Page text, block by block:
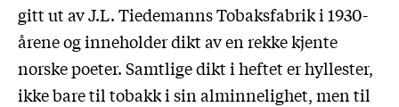
gitt ut av J.L. Tiedemanns Tobaksfabrik i 1930-
årene og inneholder dikt av en rekke kjente
norske poeter. Samtlige dikt i heftet er hyllester,
ikke bare til tobakk i sin alminnelighet, men til